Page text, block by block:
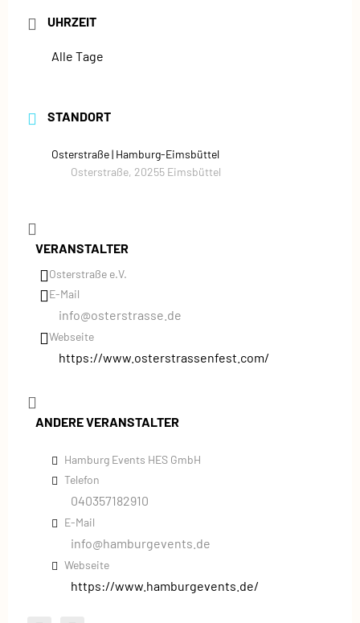
UHRZEIT
Alle Tage
STANDORT
Osterstraße | Hamburg-Eimsbüttel
Osterstraße, 20255 Eimsbüttel
VERANSTALTER
Osterstraße e.V.
E-Mail
info@osterstrasse.de
Webseite
https://www.osterstrassenfest.com/
ANDERE VERANSTALTER
Hamburg Events HES GmbH
Telefon
040357182910
E-Mail
info@hamburgevents.de
Webseite
https://www.hamburgevents.de/